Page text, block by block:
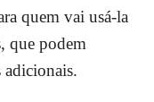
quem vai usá-la
que podem
adicionais.